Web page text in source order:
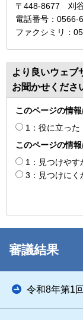
〒448-8677 刈
電話番号：0566-
ファクシミリ：
より良いウェブ
お聞かせくださ
このページの情
1：役に立った
このページの情
1：見つけやす
3：見つけにく
審議結果
令和8年第1